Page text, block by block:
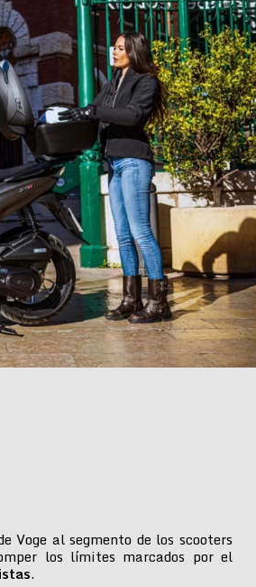
Voge al segmento de los scooters
los límites marcados por el
.